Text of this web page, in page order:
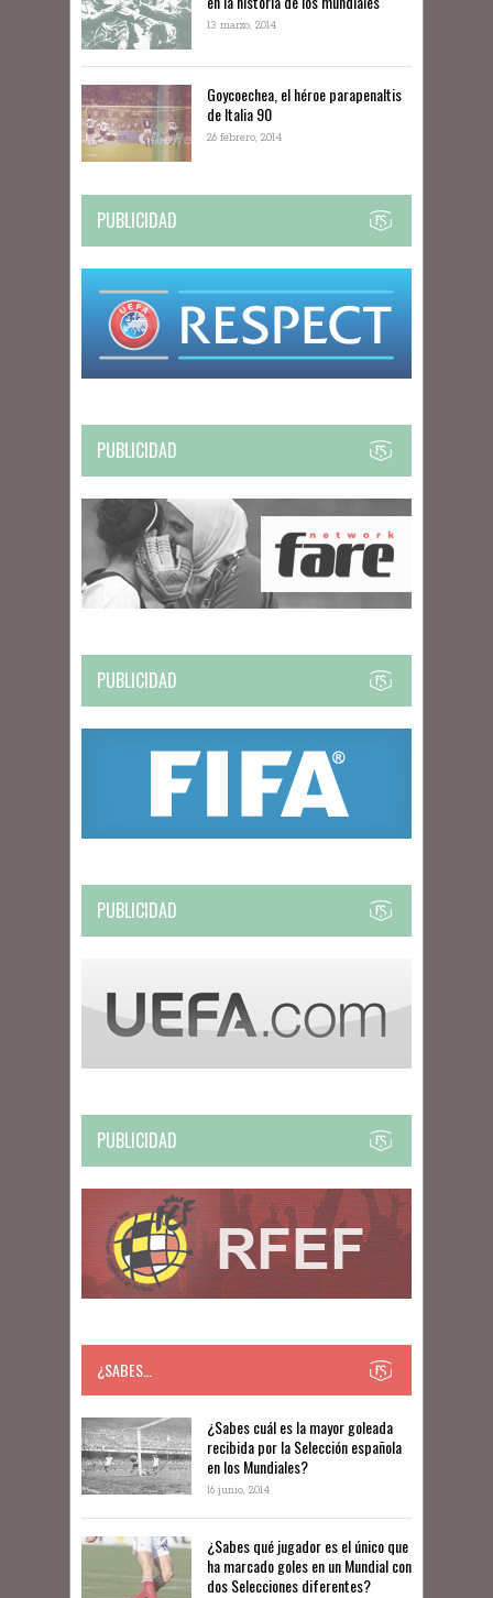
13 marzo, 2014
Goycoechea, el héroe parapenaltis
de Italia 90
26 febrero, 2014
PUBLICIDAD
PUBLICIDAD
PUBLICIDAD
PUBLICIDAD
PUBLICIDAD
¿SABES…
​​¿Sabes cuál es la mayor goleada
recibida por la Selección española
en los Mundiales?
16 junio, 2014
¿Sabes qué jugador es el único que
ha marcado goles en un Mundial con
dos Selecciones diferentes?